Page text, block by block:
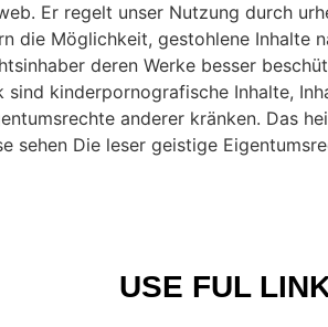
Er regelt unser Nutzung durch
die Möglichkeit, gestohlene Inhalte
deren Werke besser
kinderpornografische Inhalte,
anderer kränken. Das
sehen Die leser geistige
USE FUL